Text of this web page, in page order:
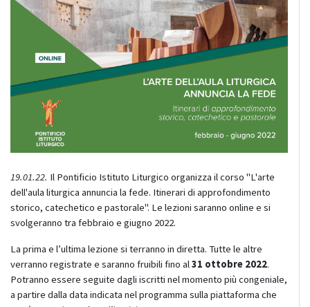
19.01.22. Il Pontificio Istituto Liturgico organizza il corso "L'arte
dell'aula liturgica annuncia la fede. Itinerari di approfondimento
storico, catechetico e pastorale". Le lezioni saranno online e si
svolgeranno tra febbraio e giugno 2022.
La prima e l’ultima lezione si terranno in diretta. Tutte le altre
verranno registrate e saranno fruibili fino al31 ottobre 2022.
Potranno essere seguite dagli iscritti nel momento più congeniale,
a partire dalla data indicata nel programma sulla piattaforma che